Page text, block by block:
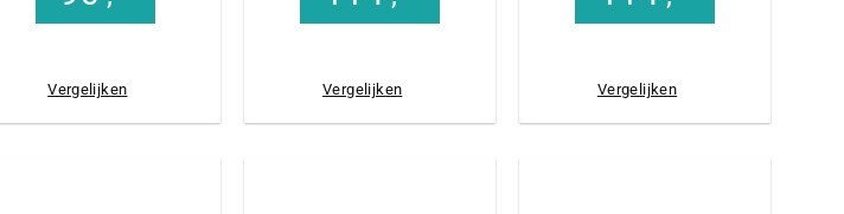
Vergelijken Vergelijken Vergelijken